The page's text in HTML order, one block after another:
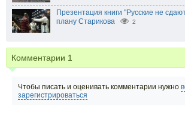
Презентация книги "Русские не
плану Старикова
2
Комментарии 1
Чтобы писать и оценивать комментарии нужно
зарегистрироваться